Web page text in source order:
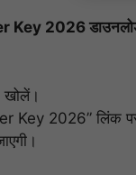
2026 डाउनलोड
Key 2026” लिंक